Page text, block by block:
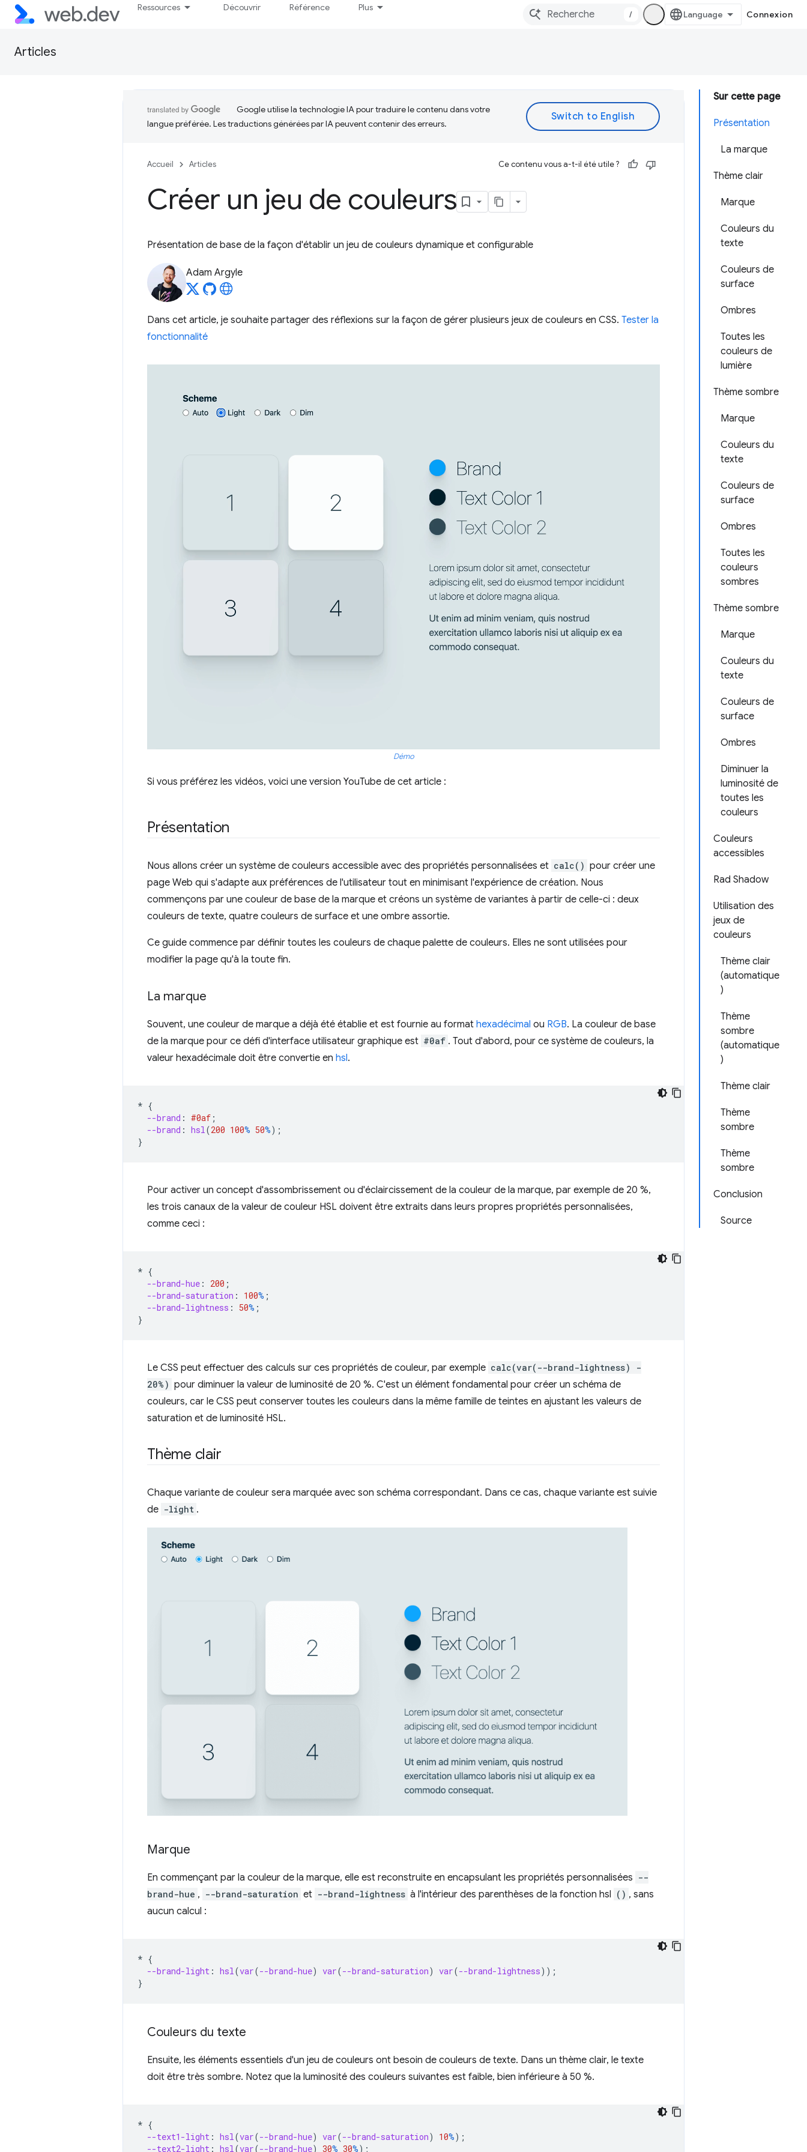
Ressources Découvrir Référence Plus
/ Connexion
Articles
Sur cette page
Présentation
La marque
Thème clair
Marque
Couleurs du
texte
Couleurs de
surface
Ombres
Toutes les
couleurs de
lumière
Thème sombre
Marque
Couleurs du
texte
Couleurs de
surface
Ombres
Toutes les
couleurs
sombres
Thème sombre
Marque
Couleurs du
texte
Couleurs de
surface
Ombres
Diminuer la
luminosité de
toutes les
couleurs
Couleurs
accessibles
Rad Shadow
Utilisation des
jeux de
couleurs
Thème clair
(automatique
)
Thème
sombre
(automatique
)
Thème clair
Thème
sombre
Thème
sombre
Conclusion
Source
Google utilise la technologie IA pour traduire le contenu dans votre
langue préférée. Les traductions générées par IA peuvent contenir des erreurs.
Accueil Articles Ce contenu vous a-t-il été utile ?
Créer un jeu de couleurs
Présentation de base de la façon d'établir un jeu de couleurs dynamique et configurable
Adam Argyle
Dans cet article, je souhaite partager des réflexions sur la façon de gérer plusieurs jeux de couleurs en CSS. Tester la
fonctionnalité
Démo
Si vous préférez les vidéos, voici une version YouTube de cet article :
Présentation
Nous allons créer un système de couleurs accessible avec des propriétés personnalisées et calc() pour créer une
page Web qui s'adapte aux préférences de l'utilisateur tout en minimisant l'expérience de création. Nous
commençons par une couleur de base de la marque et créons un système de variantes à partir de celle-ci : deux
couleurs de texte, quatre couleurs de surface et une ombre assortie.
Ce guide commence par définir toutes les couleurs de chaque palette de couleurs. Elles ne sont utilisées pour
modifier la page qu'à la toute fin.
La marque
Souvent, une couleur de marque a déjà été établie et est fournie au format hexadécimal ou RGB. La couleur de base
de la marque pour ce défi d'interface utilisateur graphique est #0af . Tout d'abord, pour ce système de couleurs, la
valeur hexadécimale doit être convertie en hsl.
* {
--brand : #0af ;
--brand : hsl (200 100% 50%);
}
Pour activer un concept d'assombrissement ou d'éclaircissement de la couleur de la marque, par exemple de 20 %,
les trois canaux de la valeur de couleur HSL doivent être extraits dans leurs propres propriétés personnalisées,
comme ceci :
* {
--brand-hue : 200 ;
--brand-saturation : 100% ;
--brand-lightness : 50% ;
}
Le CSS peut effectuer des calculs sur ces propriétés de couleur, par exemple calc(var(--brand-lightness) -
20%) pour diminuer la valeur de luminosité de 20 %. C'est un élément fondamental pour créer un schéma de
couleurs, car le CSS peut conserver toutes les couleurs dans la même famille de teintes en ajustant les valeurs de
saturation et de luminosité HSL.
Thème clair
Chaque variante de couleur sera marquée avec son schéma correspondant. Dans ce cas, chaque variante est suivie
de -light .
Marque
En commençant par la couleur de la marque, elle est reconstruite en encapsulant les propriétés personnalisées --
brand-hue , --brand-saturation et --brand-lightness à l'intérieur des parenthèses de la fonction hsl () , sans
aucun calcul :
* {
--brand-light : hsl (var(--brand-hue) var(--brand-saturation) var(--brand-lightness));
}
Couleurs du texte
Ensuite, les éléments essentiels d'un jeu de couleurs ont besoin de couleurs de texte. Dans un thème clair, le texte
doit être très sombre. Notez que la luminosité des couleurs suivantes est faible, bien inférieure à 50 %.
* {
--text1-light : hsl (var(--brand-hue) var(--brand-saturation) 10%);
--text2-light : hsl (var(--brand-hue) 30% 30%);